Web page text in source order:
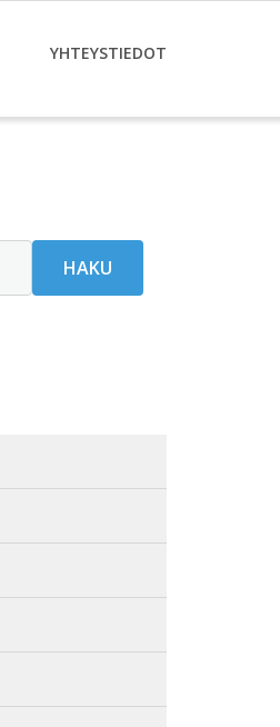
YHTEYSTIEDOT
HAKU